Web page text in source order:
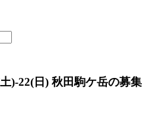
)-22(日) 秋田駒ケ岳の募集